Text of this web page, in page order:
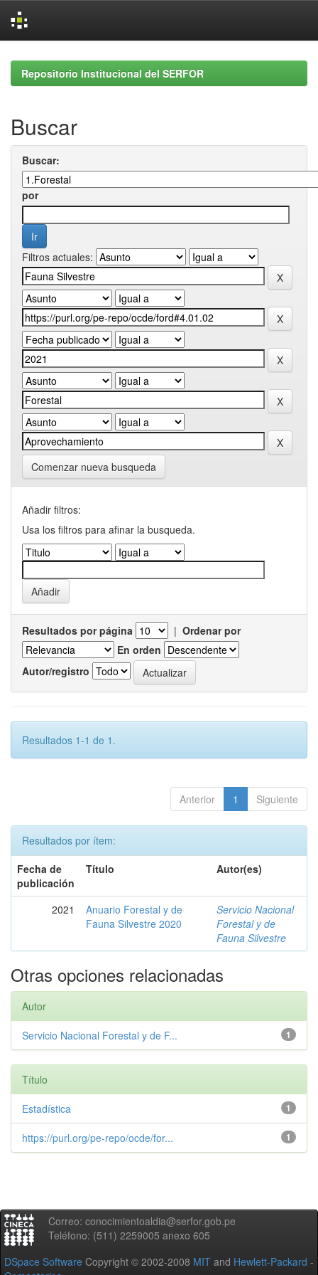
navigationRepositorio Institucional del SERFOR
Buscar
Buscar:
por
Filtros actuales:
Comenzar nueva busqueda
Añadir filtros:
Usa los filtros para afinar la busqueda.
Resultados por página | Ordenar por
En orden
Autor/registro
Resultados 1-1 de 1.
Anterior 1 Siguiente
Resultados por ítem:
Fecha de
publicación
Título Autor(es)
2021
Anuario Forestal y de
Fauna Silvestre 2020
Servicio Nacional
Forestal y de
Fauna Silvestre
Otras opciones relacionadas
Autor
1
Servicio Nacional Forestal y de F...
Título
1
Estadística
1
https://purl.org/pe-repo/ocde/for...
Correo: conocimientoaldia@serfor.gob.pe
Teléfono: (511) 2259005 anexo 605
DSpace Software Copyright © 2002-2008 MIT and Hewlett-Packard -